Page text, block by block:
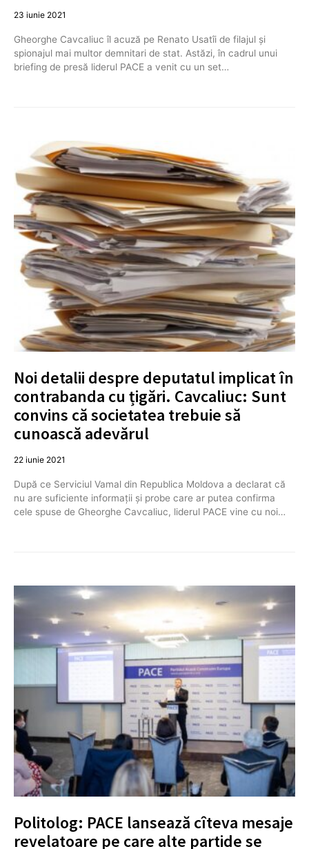
23 iunie 2021
Gheorghe Cavcaliuc îl acuză pe Renato Usatîi de filajul și
spionajul mai multor demnitari de stat. Astăzi, în cadrul unui
briefing de presă liderul PACE a venit cu un set…
Noi detalii despre deputatul implicat în
contrabanda cu țigări. Cavcaliuc: Sunt
convins că societatea trebuie să
cunoască adevărul
22 iunie 2021
După ce Serviciul Vamal din Republica Moldova a declarat că
nu are suficiente informații și probe care ar putea confirma
cele spuse de Gheorghe Cavcaliuc, liderul PACE vine cu noi…
Politolog: PACE lansează cîteva mesaje
revelatoare pe care alte partide se